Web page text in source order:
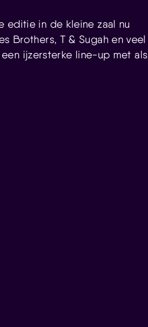
editie in de kleine zaal nu
Brothers, T & Sugah en veel
ijzersterke line-up met als